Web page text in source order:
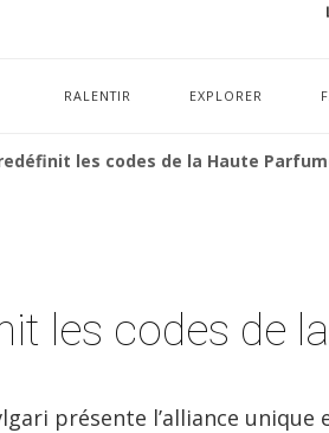
RALENTIR EXPLORER
les codes de la Haute
les codes de
présente l’alliance